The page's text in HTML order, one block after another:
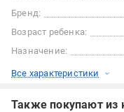
Бренд:
Возраст ребенка:
Назначение:
Все характеристики
Также покупают из